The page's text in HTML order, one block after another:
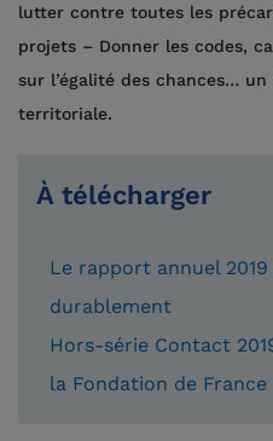
lutter contre toutes les
projets – Donner les codes,
sur l’égalité des chances…
territoriale.
À télécharger
Le rapport annuel
durablement
Hors-série Contact
la Fondation de France